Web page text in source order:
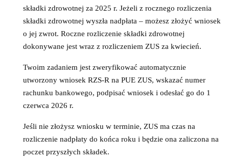
składki zdrowotnej za 2025 r. Jeżeli z rocznego rozliczenia
składki zdrowotnej wyszła nadpłata – możesz złożyć wniosek
o jej zwrot. Roczne rozliczenie składki zdrowotnej
dokonywane jest wraz z rozliczeniem ZUS za kwiecień.
Twoim zadaniem jest zweryfikować automatycznie
utworzony wniosek RZS-R na PUE ZUS, wskazać numer
rachunku bankowego, podpisać wniosek i odesłać go do 1
czerwca 2026 r.
Jeśli nie złożysz wniosku w terminie, ZUS ma czas na
rozliczenie nadpłaty do końca roku i będzie ona zaliczona na
poczet przyszłych składek.